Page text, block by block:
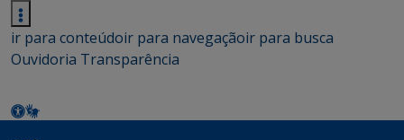
ir para conteúdoir para navegaçãoir para busca
Ouvidoria Transparência